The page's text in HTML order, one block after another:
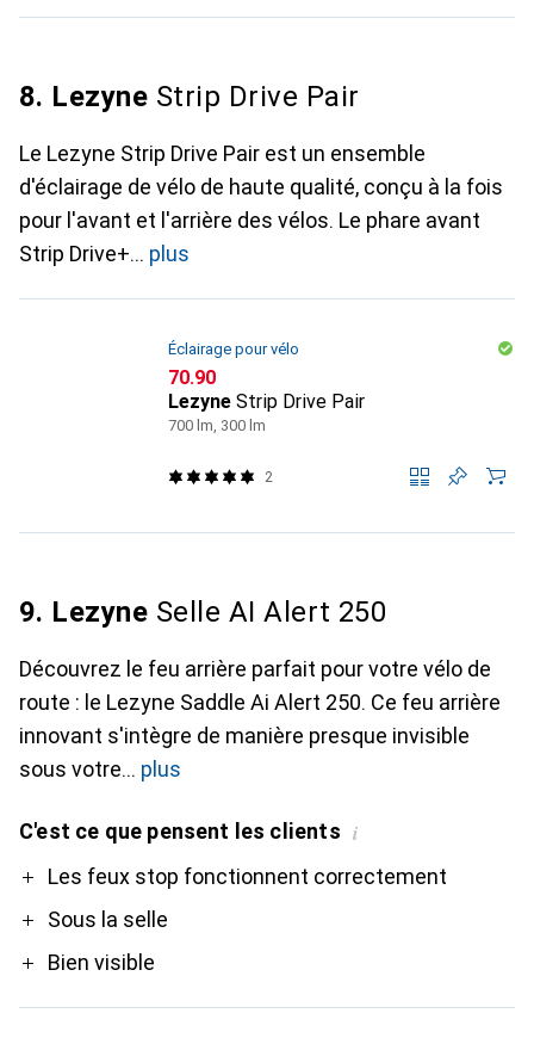
8. Lezyne Strip Drive Pair
Le Lezyne Strip Drive Pair est un ensemble
d'éclairage de vélo de haute qualité, conçu à la fois
pour l'avant et l'arrière des vélos. Le phare avant
Strip Drive+
plus
Éclairage pour vélo
CHF
70.90
Lezyne Strip Drive Pair
700 lm, 300 lm
2
9. Lezyne Selle AI Alert 250
Découvrez le feu arrière parfait pour votre vélo de
route : le Lezyne Saddle Ai Alert 250. Ce feu arrière
innovant s'intègre de manière presque invisible
sous votre
plus
C'est ce que pensent les clients i
ProLes feux stop fonctionnent correctement
Sous la selle
Bien visible